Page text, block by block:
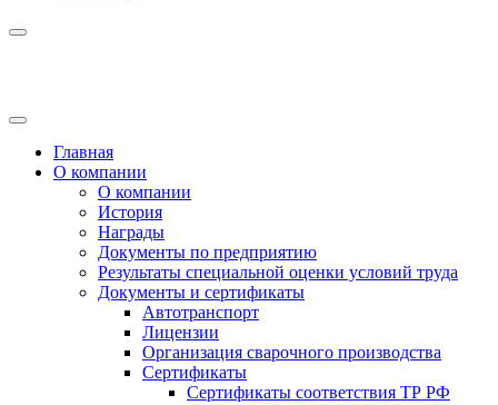
Главная
О компании
О компании
История
Награды
Документы по предприятию
Результаты специальной оценки условий труда
Документы и сертификаты
Автотранспорт
Лицензии
Организация сварочного производства
Cертификаты
Сертификаты соответствия ТР РФ